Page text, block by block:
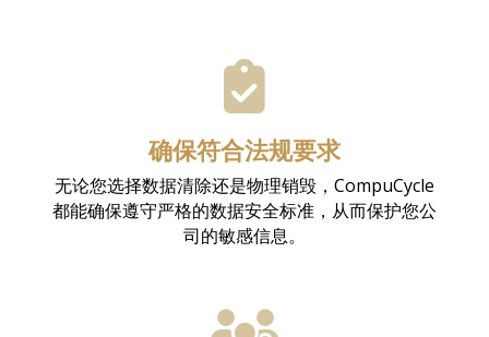
确保符合法规要求
无论您选择数据清除还是物理销毁，CompuCycle
都能确保遵守严格的数据安全标准，从而保护您公
司的敏感信息。